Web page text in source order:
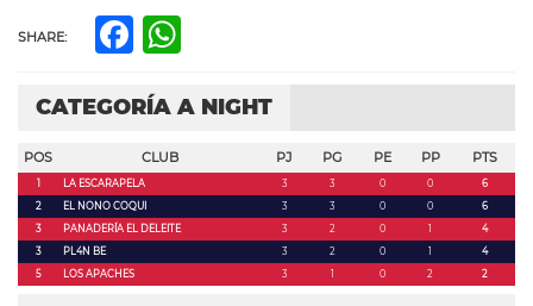
SHARE: Facebook
CATEGORÍA A NIGHT
POS CLUB PJ PG PE PP PTS
1 LA ESCARAPELA 3 3 0 0
6
2
EL NONO COQUI 3 3 0 0
6
3
PANADERÍA EL DELEITE 3 2 0 1
4
3
PL4N BE 3 2 0 1
4
5
LOS APACHES 3 1 0 2 2